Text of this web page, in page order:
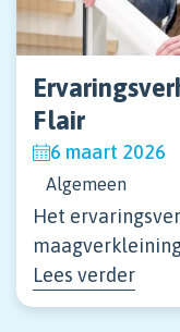
Flair
6 maart 2026
Algemeen
Het
Lees verder